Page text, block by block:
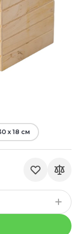
x 18 см